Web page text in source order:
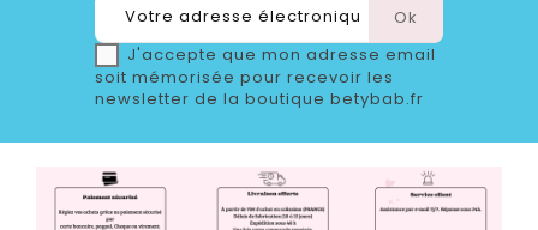
J'accepte que mon adresse email
soit mémorisée pour recevoir les
newsletter de la boutique betybab.fr